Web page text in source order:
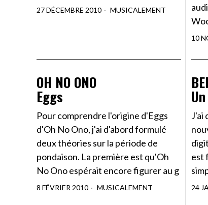
27 DÉCEMBRE 2010 MUSICALEMENT
10
OH NO ONO
Eggs
Pour comprendre l'origine d'Eggs
d'Oh No Ono, j'ai d'abord formulé
deux théories sur la période de
pondaison. La première est qu'Oh
No Ono espérait encore figurer au g
8 FÉVRIER 2010 MUSICALEMENT
J'ai
est
24